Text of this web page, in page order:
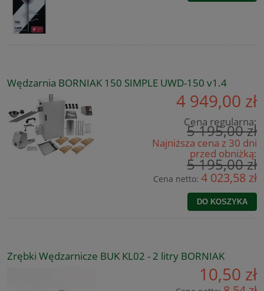
Wędzarnia BORNIAK 150 SIMPLE UWD-150 v1.4
4 949,00 zł
Cena regularna:
5 195,00 zł
Najniższa cena z 30 dni
przed obniżką:
5 195,00 zł
Cena netto: 4 023,58 zł
DO KOSZYKA
Zrębki Wędzarnicze BUK KL02 - 2 litry BORNIAK
10,50 zł